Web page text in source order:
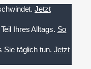
Jetzt
Ihres Alltags. So
Sie täglich tun. Jetzt